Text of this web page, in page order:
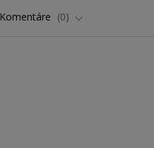
Komentáre 0